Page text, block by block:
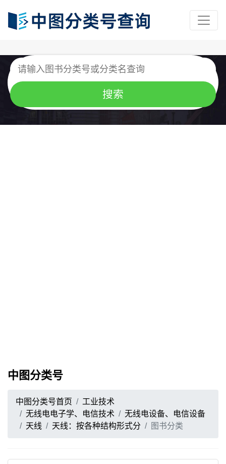
中图分类号
中图分类号首页
工业技术
无线电电子学、电信技术
无线电设备、电信设备
天线
天线：按各种结构形式分 图书分类